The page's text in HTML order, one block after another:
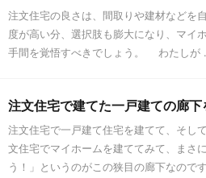
注文住宅の良さは、間取りや建材など
度が高い分、選択肢も膨大になり、マイ
手間を覚悟すべきでしょう。 わたしが
注文住宅で建てた一戸建ての廊
注文住宅で一戸建て住宅を建てて、そし
文住宅でマイホームを建ててみて、まさ
う！」というのがこの狭目の廊下なので